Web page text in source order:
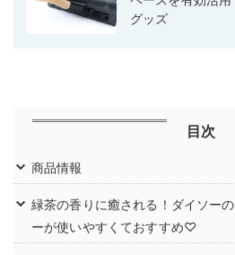
グッズ
目次
商品情報
緑茶の香りに癒される！ダイソー
ーが使いやすくておすすめ♡